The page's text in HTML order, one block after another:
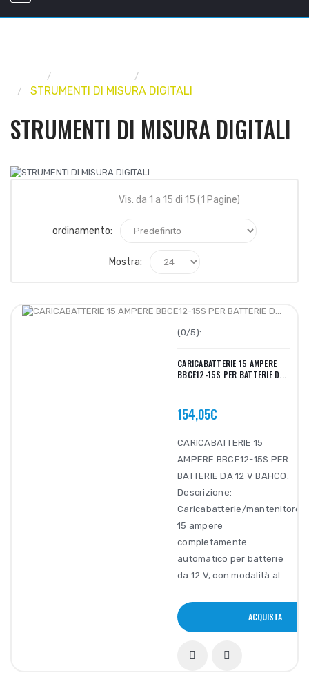
STRUMENTI DI MISURA DIGITALI
STRUMENTI DI MISURA DIGITALI
Vis. da 1 a 15 di 15 (1 Pagine)
ordinamento:
Mostra:
(0/5):
CARICABATTERIE 15 AMPERE
BBCE12-15S PER BATTERIE D...
154,05€
CARICABATTERIE 15
AMPERE BBCE12-15S PER
BATTERIE DA 12 V BAHCO.
Descrizione:
Caricabatterie/mantenitore
15 ampere
completamente
automatico per batterie
da 12 V, con modalità al..
ACQUISTA